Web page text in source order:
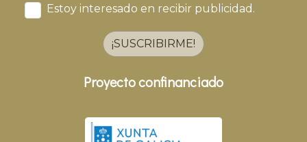
Estoy interesado en recibir publicidad.
¡SUSCRIBIRME!
Proyecto confinanciado